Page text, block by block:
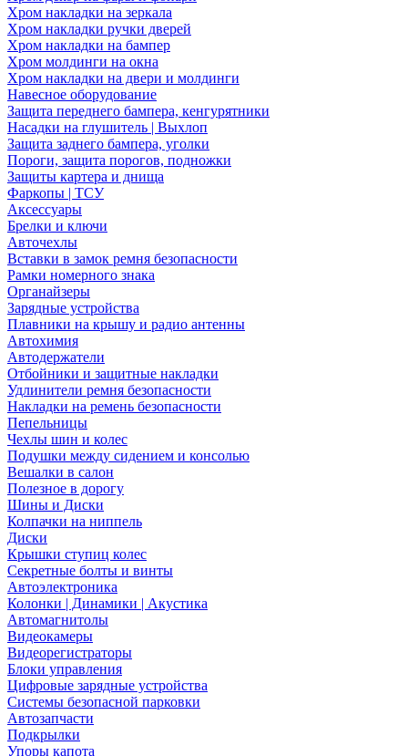
Хром накладки на зеркала
Хром накладки ручки дверей
Хром накладки на бампер
Хром молдинги на окна
Хром накладки на двери и молдинги
Навесное оборудование
Защита переднего бампера, кенгурятники
Насадки на глушитель | Выхлоп
Защита заднего бампера, уголки
Пороги, защита порогов, подножки
Защиты картера и днища
Фаркопы | ТСУ
Аксессуары
Брелки и ключи
Авточехлы
Вставки в замок ремня безопасности
Рамки номерного знака
Органайзеры
Зарядные устройства
Плавники на крышу и радио антенны
Автохимия
Автодержатели
Отбойники и защитные накладки
Удлинители ремня безопасности
Накладки на ремень безопасности
Пепельницы
Чехлы шин и колес
Подушки между сидением и консолью
Вешалки в салон
Полезное в дорогу
Шины и Диски
Колпачки на ниппель
Диски
Крышки ступиц колес
Секретные болты и винты
Автоэлектроника
Колонки | Динамики | Акустика
Автомагнитолы
Видеокамеры
Видеорегистраторы
Блоки управления
Цифровые зарядные устройства
Системы безопасной парковки
Автозапчасти
Подкрылки
Упоры капота